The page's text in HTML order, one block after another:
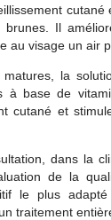
cutané
brunes. Il
au visage un air
la
à base de
cutané et
dans la
de la
le plus
traitement